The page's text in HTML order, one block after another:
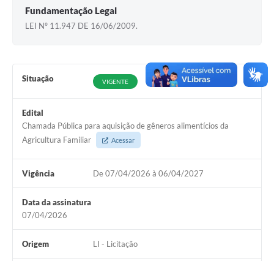
Fundamentação Legal
LEI Nº 11.947 DE 16/06/2009.
Situação VIGENTE
Edital
Chamada Pública para aquisição de gêneros alimentícios da
Agricultura Familiar
Acessar
Vigência De 07/04/2026 à 06/04/2027
Data da assinatura
07/04/2026
Origem LI - Licitação